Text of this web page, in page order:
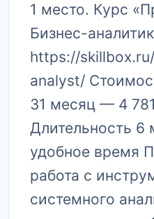
1 место. Курс
Бизнес-
https://
analyst/
31 месяц — 4
Длительность 6
удобное время
работа с
системного